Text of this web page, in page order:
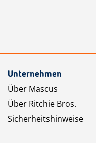
Unternehmen
Über Mascus
Über Ritchie Bros.
Sicherheitshinweise